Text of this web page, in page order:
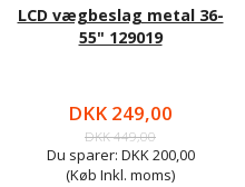
LCD vægbeslag metal 36-
55" 129019
DKK 249,00
DKK 449,00
Du sparer: DKK 200,00
(Køb Inkl. moms)